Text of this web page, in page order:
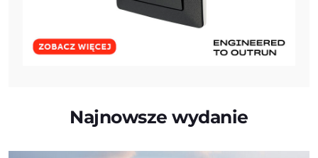
Najnowsze wydanie